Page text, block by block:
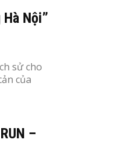
Nội”
sử cho
của
–